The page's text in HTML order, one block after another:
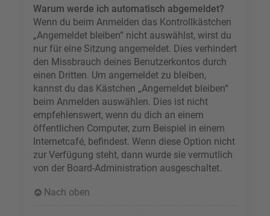
Warum werde ich automatisch abgemeldet?
Wenn du beim Anmelden das Kontrollkästchen
„Angemeldet bleiben“ nicht auswählst, wirst du
nur für eine Sitzung angemeldet. Dies verhindert
den Missbrauch deines Benutzerkontos durch
einen Dritten. Um angemeldet zu bleiben,
kannst du das Kästchen „Angemeldet bleiben“
beim Anmelden auswählen. Dies ist nicht
empfehlenswert, wenn du dich an einem
öffentlichen Computer, zum Beispiel in einem
Internetcafé, befindest. Wenn diese Option nicht
zur Verfügung steht, dann wurde sie vermutlich
von der Board-Administration ausgeschaltet.
Nach oben